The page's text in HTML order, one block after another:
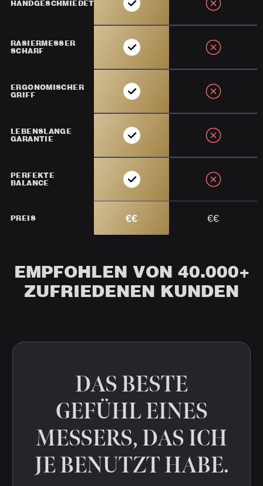
HANDGESCHMIEDET
RASIERMESSER
SCHARF
ERGONOMISCHER
GRIFF
LEBENSLANGE
GARANTIE
PERFEKTE
BALANCE
PREIS €€ €€
EMPFOHLEN VON 40.000+
ZUFRIEDENEN KUNDEN
DAS BESTE
GEFÜHL EINES
MESSERS, DAS ICH
JE BENUTZT HABE.